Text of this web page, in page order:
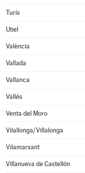
Turís
Utiel
València
Vallada
Vallanca
Vallés
Venta del Moro
Vilallonga/Villalonga
Vilamarxant
Villanueva de Castellón